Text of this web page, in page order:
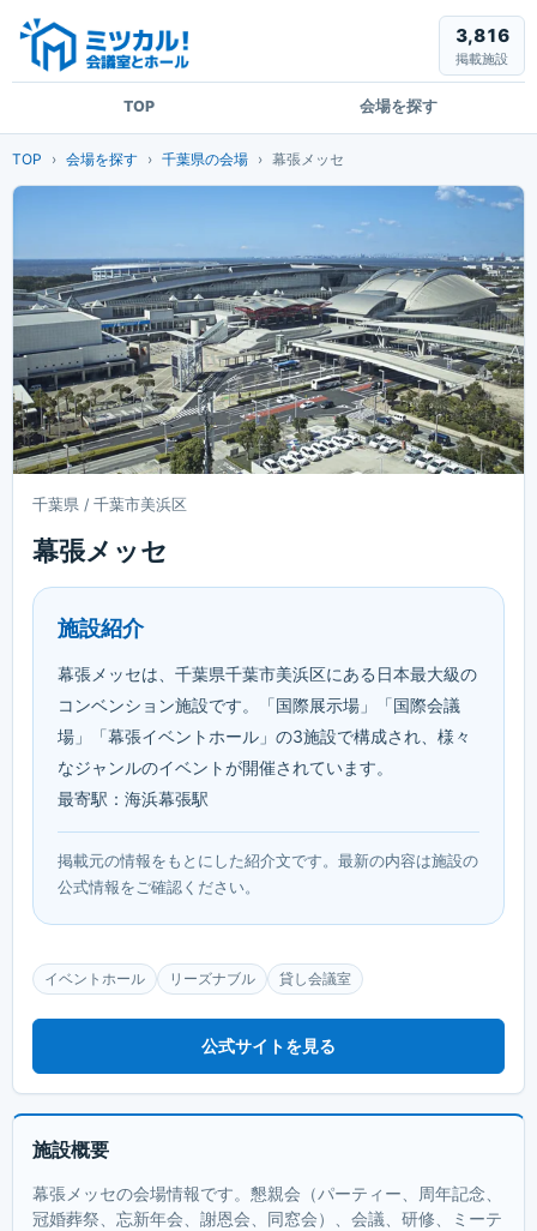
TOP 会場を探す
3,816
掲載施設
TOP 会場を探す 千葉県の会場 幕張メッセ
千葉県 / 千葉市美浜区
幕張メッセ
施設紹介
幕張メッセは、千葉県千葉市美浜区にある日本最大級の
コンベンション施設です。「国際展示場」「国際会議
場」「幕張イベントホール」の3施設で構成され、様々
なジャンルのイベントが開催されています。
最寄駅：海浜幕張駅
掲載元の情報をもとにした紹介文です。最新の内容は施設の
公式情報をご確認ください。
イベントホール リーズナブル 貸し会議室
公式サイトを見る
施設概要
幕張メッセの会場情報です。懇親会（パーティー、周年記念、
冠婚葬祭、忘新年会、謝恩会、同窓会）、会議、研修、ミーテ